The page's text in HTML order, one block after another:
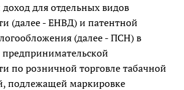
для отдельных видов
(далее - ЕНВД) и патентной
(далее - ПСН) в
по розничной торговле табачной
подлежащей маркировке